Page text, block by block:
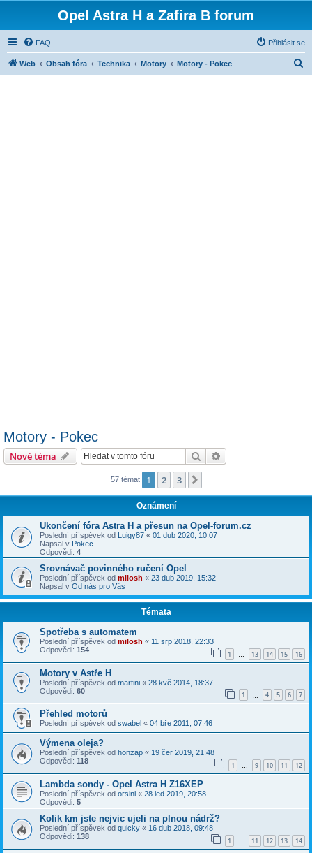
Opel Astra H a Zafira B forum
FAQ Přihlásit se
Web Obsah fóra Technika Motory Motory - Pokec
Motory - Pokec
Nové téma Hledat
57 témat 1 2 3
Oznámení
Ukončení fóra Astra H a přesun na Opel-forum.cz
Poslední příspěvek od Luigy87 « 01 dub 2020, 10:07
Napsal v Pokec
Odpovědi: 4
Srovnávač povinného ručení Opel
Poslední příspěvek od milosh « 23 dub 2019, 15:32
Napsal v Od nás pro Vás
Témata
Spotřeba s automatem
Poslední příspěvek od milosh « 11 srp 2018, 22:33
Odpovědi: 154 1 … 13 14 15 16
Motory v Astře H
Poslední příspěvek od martini « 28 kvě 2014, 18:37
Odpovědi: 60 1 4 5 6 7
Přehled motorů
Poslední příspěvek od swabel « 04 bře 2011, 07:46
Výmena oleja?
Poslední příspěvek od honzap « 19 čer 2019, 21:48
Odpovědi: 118 1 … 9 10 11 12
Lambda sondy - Opel Astra H Z16XEP
Poslední příspěvek od orsini « 28 led 2019, 20:58
Odpovědi: 5
Kolik km jste nejvic ujeli na plnou nádrž?
Poslední příspěvek od quicky « 16 dub 2018, 09:48
Odpovědi: 138 1 … 11 12 13 14